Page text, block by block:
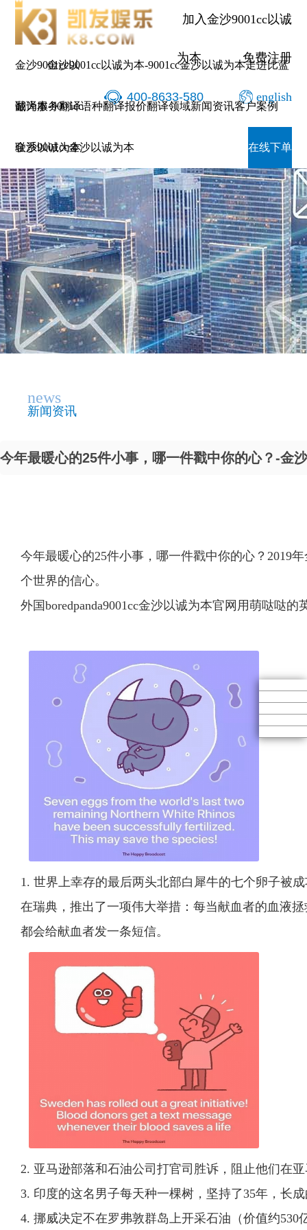
加入金沙9001cc以诚
为本 免费注册
400-8633-580 english
金沙9001cc以
诚为本-9001cc
金沙以诚为本
金沙9001cc以诚为本-9001cc金沙以诚为本走进比蓝
翻译服务翻译语种翻译报价翻译领域新闻资讯客户案例
联系9001cc金沙以诚为本 在线下单
news
新闻资讯
今年最暖心的25件小事，哪一件戳中你的心？-金
今年最暖心的25件小事，哪一件戳中你的心？2019
个世界的信心。
外国boredpanda9001cc金沙以诚为本官网用萌哒哒
1. 世界上幸存的最后两头北部白犀牛的七个卵子被
在瑞典，推出了一项伟大举措：每当献血者的血液
都会给献血者发一条短信。
2. 亚马逊部落和石油公司打官司胜诉，阻止他们在
3. 印度的这名男子每天种一棵树，坚持了35年，长
4. 挪威决定不在罗弗敦群岛上开采石油（价值约530